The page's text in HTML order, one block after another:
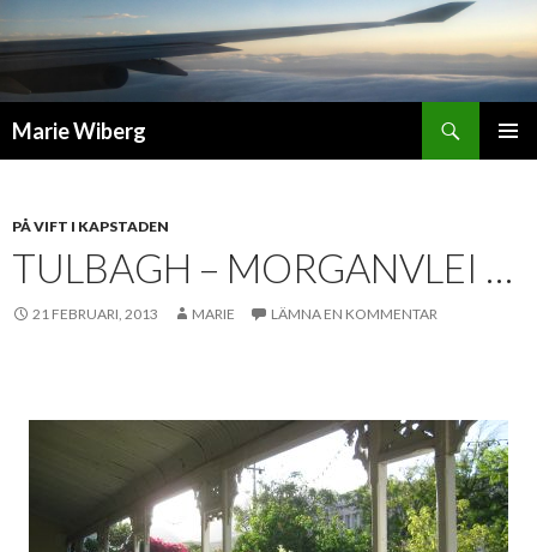
Marie Wiberg
PÅ VIFT I KAPSTADEN
TULBAGH – MORGANVLEI …
21 FEBRUARI, 2013 MARIE LÄMNA EN KOMMENTAR